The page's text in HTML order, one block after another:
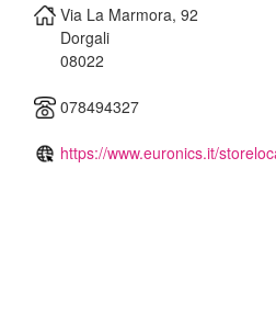
Via La Marmora, 92
Dorgali
08022
078494327
https://www.euronics.it/